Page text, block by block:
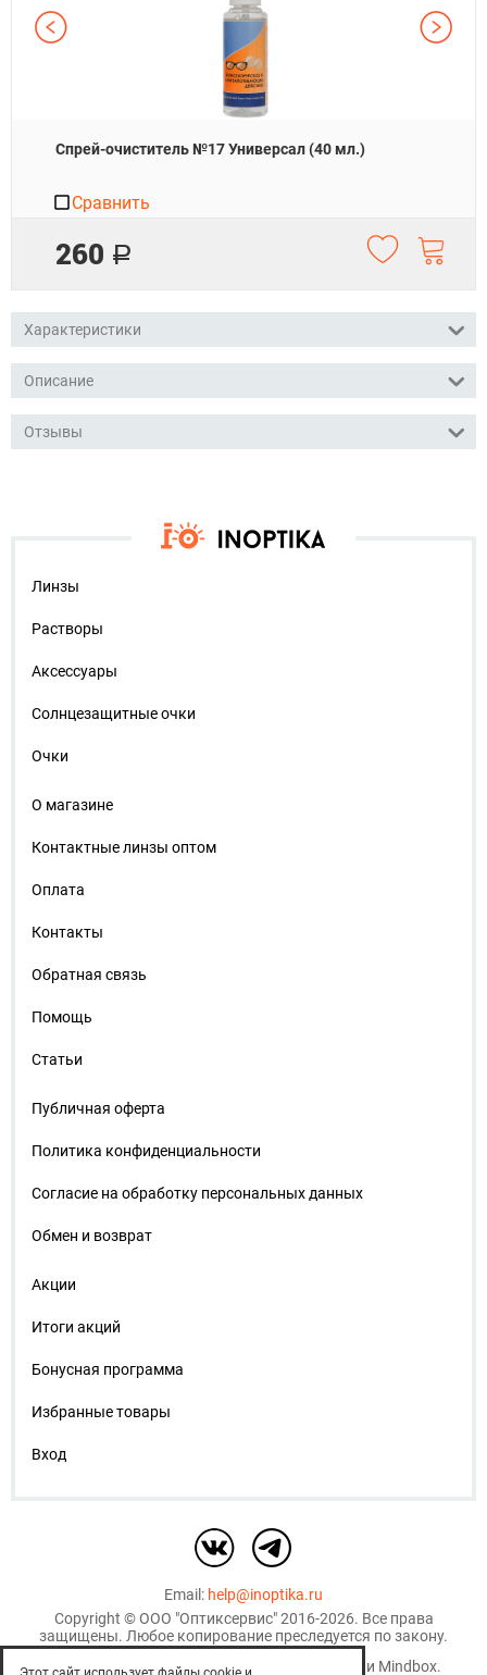
Спрей-очиститель №17 Универсал (40 мл.)
260 Р
Сравнить
Характеристики
Описание
Отзывы
Линзы
Растворы
Аксессуары
Солнцезащитные очки
Очки
О магазине
Контактные линзы оптом
Оплата
Контакты
Обратная связь
Помощь
Статьи
Публичная оферта
Политика конфиденциальности
Согласие на обработку персональных данных
Обмен и возврат
Акции
Итоги акций
Бонусная программа
Избранные товары
Вход
Email: help@inoptika.ru
Copyright ©ООО "Оптиксервис"2016-2026. Все права
защищены. Любое копирование преследуется по закону.
Используются рекомендательные технологии Mindbox.